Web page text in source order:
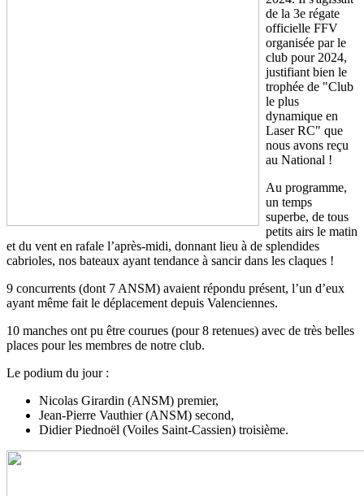
de la 3e régate
officielle FFV
organisée par le
club pour 2024,
justifiant bien le
trophée de "Club
le plus
dynamique en
Laser RC" que
nous avons reçu
au National !
Au programme,
un temps
superbe, de tous
petits airs le matin
et du vent en rafale l’après-midi, donnant lieu à de splendides
cabrioles, nos bateaux ayant tendance à sancir dans les claques !
9 concurrents (dont 7 ANSM) avaient répondu présent, l’un d’eux
ayant même fait le déplacement depuis Valenciennes.
10 manches ont pu être courues (pour 8 retenues) avec de très belles
places pour les membres de notre club.
Le podium du jour :
Nicolas Girardin (ANSM) premier,
Jean-Pierre Vauthier (ANSM) second,
Didier Piednoël (Voiles Saint-Cassien) troisième.